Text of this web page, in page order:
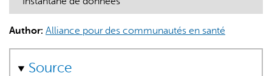
Author: Alliance pour des communautés en santé
Source